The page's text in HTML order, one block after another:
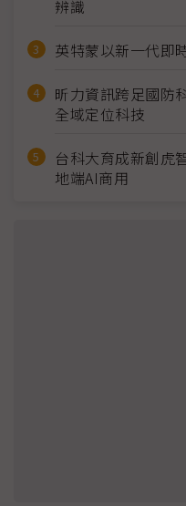
辨識
英特蒙以新一代即
昕力資訊跨足國防
全域定位科技
台科大育成新創虎
地端AI商用